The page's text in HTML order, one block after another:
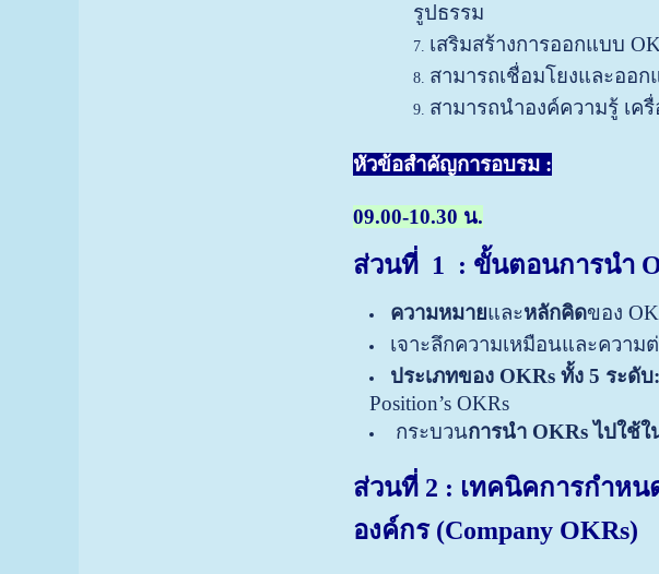
รูปธรรม
เสริมสร้างการออกแบบ
สามารถเชื่อมโยงและออ
สามารถนำองค์ความรู้ เค
หัวข้อสำคัญการอบรม :
09.00-10.30 น.
ส่วนที่ 1 : ขั้นตอนการนำ
ความหมายและหลักคิดของ
เจาะลึกความเหมือนและความ
ประเภทของ OKRs ทั้ง 5 ระดับ:
Position’s OKRs
กระบวนการนำ OKRs ไปใช้
ส่วนที่ 2 : เทคนิคการกำหน
องค์กร (Company OKRs)